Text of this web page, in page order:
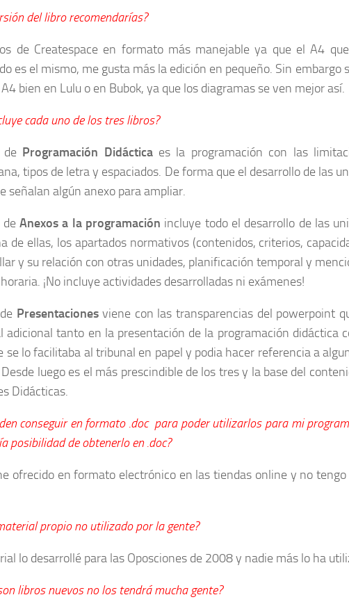
del libro recomendarías?
de Createspace en formato más manejable ya que el A4
es el mismo, me gusta más la edición en pequeño. Sin
bien en Lulu o en Bubok, ya que los diagramas se ven mejor así.
cada uno de los tres libros?
Programación Didácticaes la programación con las
tipos de letra y espaciados. De forma que el desarrollo de las
señalan algún anexo para ampliar.
de Anexos a la programación incluye todo el desarrollo de las
de ellas, los apartados normativos (contenidos, criterios,
y su relación con otras unidades, planificación temporal y
¡No incluye actividades desarrolladas ni exámenes!
Presentacionesviene con las transparencias del powerpoint
adicional tanto en la presentación de la programación didáctica
se lo facilitaba al tribunal en papel y podia hacer referencia a
luego es el más prescindible de los tres y la base del
Didácticas.
conseguir en formato .doc para poder utilizarlos para mi
posibilidad de obtenerlo en .doc?
ofrecido en formato electrónico en las tiendas online y no
propio no utilizado por la gente?
lo desarrollé para las Oposciones de 2008 y nadie más lo ha
libros nuevos no los tendrá mucha gente?